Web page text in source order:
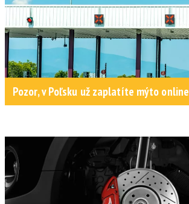
Pozor, v Poľsku už zaplatíte mýto online